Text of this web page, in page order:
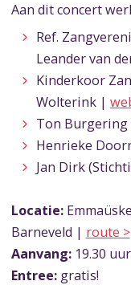
Aan dit concert
Ref.
Leander van
Kinderkoor
Wolterink |
Ton Burgering
Henrieke
Jan Dirk
Locatie:
Barneveld | route >
Aanvang: 19.30
Entree: gratis!